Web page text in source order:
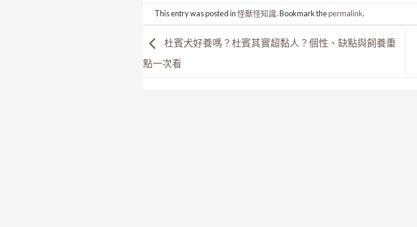
This entry was posted in怪獸怪知識. Bookmark thepermalink.
杜賓犬好養嗎？杜賓其實超黏人？個性、缺點與飼養重
點一次看